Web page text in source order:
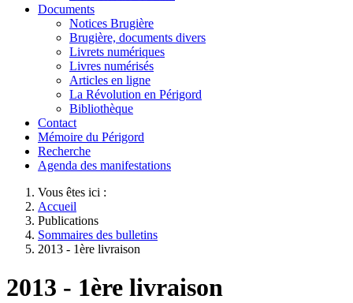
Documents
Notices Brugière
Brugière, documents divers
Livrets numériques
Livres numérisés
Articles en ligne
La Révolution en Périgord
Bibliothèque
Contact
Mémoire du Périgord
Recherche
Agenda des manifestations
Vous êtes ici :
Accueil
Publications
Sommaires des bulletins
2013 - 1ère livraison
2013 - 1ère livraison